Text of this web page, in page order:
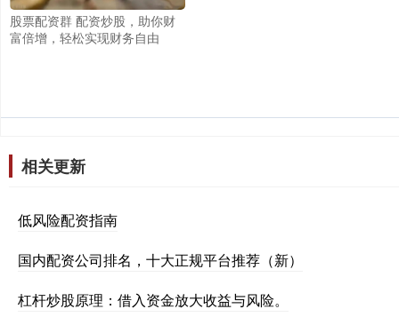
股票配资群 配资炒股，助你财
富倍增，轻松实现财务自由
相关更新
低风险配资指南
国内配资公司排名，十大正规平台推荐（新）
杠杆炒股原理：借入资金放大收益与风险。